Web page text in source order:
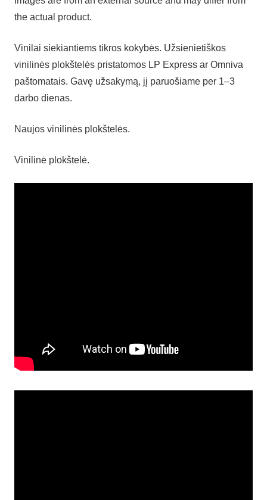
the actual product.
Vinilai siekiantiems tikros kokybės. Užsienietiškos
vinilinės plokštelės pristatomos LP Express ar Omniva
paštomatais. Gavę užsakymą, jį paruošiame per 1–3
darbo dienas.
Naujos vinilinės plokštelės.
Vinilinė plokštelė.